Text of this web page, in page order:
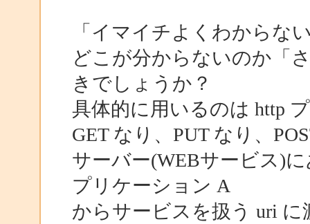
「イマイチよくわからな
どこが分からないのか「
きでしょうか？
具体的に用いるのは http
GET なり、PUT なり、
サーバー(WEBサービス)
プリケーション A
からサービスを扱う uri